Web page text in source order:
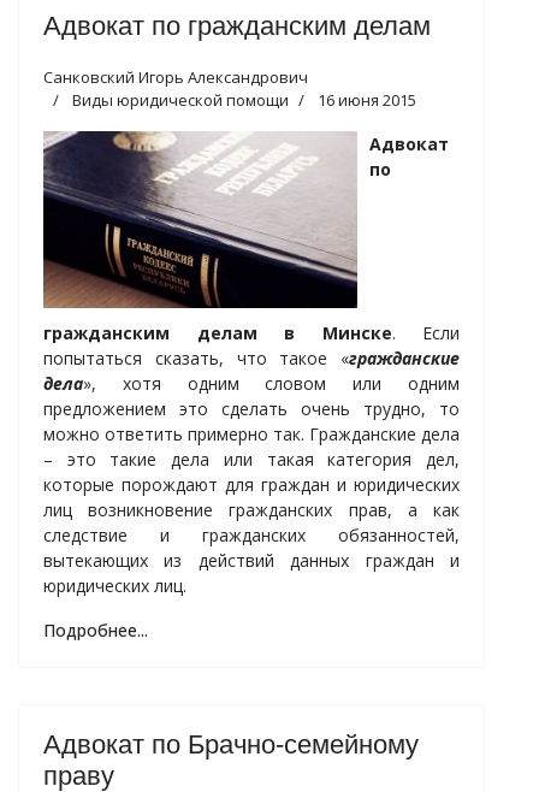
Адвокат по гражданским делам
Санковский Игорь Александрович
Виды юридической помощи
16 июня 2015
Адвокат
по
гражданским делам в Минске. Если
попытаться сказать, что такое «гражданские
дела», хотя одним словом или одним
предложением это сделать очень трудно, то
можно ответить примерно так. Гражданские дела
– это такие дела или такая категория дел,
которые порождают для граждан и юридических
лиц возникновение гражданских прав, а как
следствие и гражданских обязанностей,
вытекающих из действий данных граждан и
юридических лиц.
Подробнее...
Адвокат по Брачно-семейному
праву